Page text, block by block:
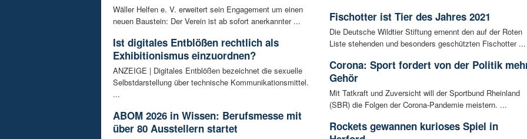
Wäller Helfen e. V. erweitert sein Engagement um einen
neuen Baustein: Der Verein ist ab sofort anerkannter ...
Ist digitales Entblößen rechtlich als
Exhibitionismus einzuordnen?
ANZEIGE | Digitales Entblößen bezeichnet die sexuelle
Selbstdarstellung über technische Kommunikationsmittel.
...
ABOM 2026 in Wissen: Berufsmesse mit
über 80 Ausstellern startet
Fischotter ist Tier des Jahres 2021
Die Deutsche Wildtier Stiftung ernennt den auf der Roten
Liste stehenden und besonders geschützten Fischotter ...
Corona: Sport fordert von der Politik
Gehör
Mit Tatkraft und Zuversicht will der Sportbund Rheinland
(SBR) die Folgen der Corona-Pandemie meistern. ...
Rockets gewannen kurioses Spiel in